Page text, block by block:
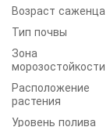
Возраст саженца
Тип почвы
Зона
морозостойкости
Расположение
растения
Уровень полива